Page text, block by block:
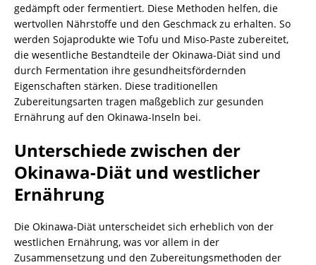
gedämpft oder fermentiert. Diese Methoden helfen, die
wertvollen Nährstoffe und den Geschmack zu erhalten. So
werden Sojaprodukte wie Tofu und Miso-Paste zubereitet,
die wesentliche Bestandteile der Okinawa-Diät sind und
durch Fermentation ihre gesundheitsfördernden
Eigenschaften stärken. Diese traditionellen
Zubereitungsarten tragen maßgeblich zur gesunden
Ernährung auf den Okinawa-Inseln bei.
Unterschiede zwischen der
Okinawa-Diät und westlicher
Ernährung
Die Okinawa-Diät unterscheidet sich erheblich von der
westlichen Ernährung, was vor allem in der
Zusammensetzung und den Zubereitungsmethoden der